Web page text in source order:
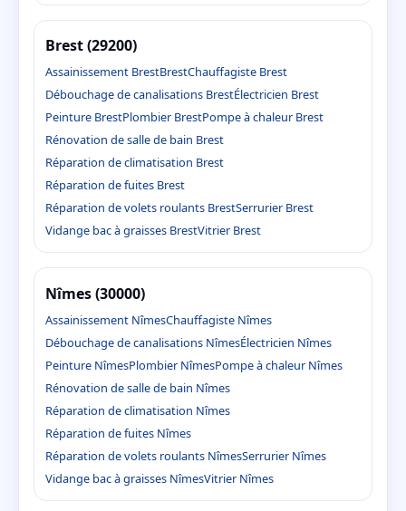
Brest (29200)
Assainissement BrestBrestChauffagiste Brest
Débouchage de canalisations BrestÉlectricien Brest
Peinture BrestPlombier BrestPompe à chaleur Brest
Rénovation de salle de bain Brest
Réparation de climatisation Brest
Réparation de fuites Brest
Réparation de volets roulants BrestSerrurier Brest
Vidange bac à graisses BrestVitrier Brest
Nîmes (30000)
Assainissement NîmesChauffagiste Nîmes
Débouchage de canalisations NîmesÉlectricien Nîmes
Peinture NîmesPlombier NîmesPompe à chaleur Nîmes
Rénovation de salle de bain Nîmes
Réparation de climatisation Nîmes
Réparation de fuites Nîmes
Réparation de volets roulants NîmesSerrurier Nîmes
Vidange bac à graisses NîmesVitrier Nîmes